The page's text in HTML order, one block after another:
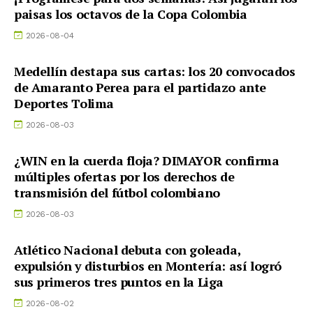
paisas los octavos de la Copa Colombia
2026-08-04
Medellín destapa sus cartas: los 20 convocados
de Amaranto Perea para el partidazo ante
Deportes Tolima
2026-08-03
¿WIN en la cuerda floja? DIMAYOR confirma
múltiples ofertas por los derechos de
transmisión del fútbol colombiano
2026-08-03
Atlético Nacional debuta con goleada,
expulsión y disturbios en Montería: así logró
sus primeros tres puntos en la Liga
2026-08-02